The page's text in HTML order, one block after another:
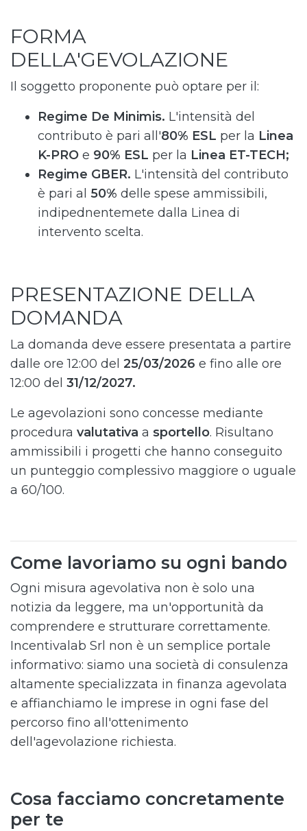
FORMA
DELLA'GEVOLAZIONE
Il soggetto proponente può optare per il:
Regime De Minimis. L'intensità del
contributo è pari all'80% ESL per la Linea
K-PRO e 90% ESL per la Linea ET-TECH;
Regime GBER. L'intensità del contributo
è pari al 50% delle spese ammissibili,
indipednentemete dalla Linea di
intervento scelta.
PRESENTAZIONE DELLA
DOMANDA
La domanda deve essere presentata a partire
dalle ore 12:00 del 25/03/2026 e fino alle ore
12:00 del 31/12/2027.
Le agevolazioni sono concesse mediante
procedura valutativa a sportello. Risultano
ammissibili i progetti che hanno conseguito
un punteggio complessivo maggiore o uguale
a 60/100.
Come lavoriamo su ogni bando
Ogni misura agevolativa non è solo una
notizia da leggere, ma un'opportunità da
comprendere e strutturare correttamente.
Incentivalab Srl non è un semplice portale
informativo: siamo una società di consulenza
altamente specializzata in finanza agevolata
e affianchiamo le imprese in ogni fase del
percorso fino all'ottenimento
dell'agevolazione richiesta.
Cosa facciamo concretamente
per te